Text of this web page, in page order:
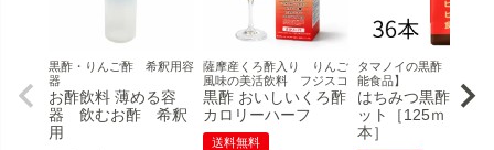
黒酢・りんご酢 希釈用容
器
お酢飲料 薄める容
器 飲むお酢 希釈
用
薩摩産くろ酢入り りんご
風味の美活飲料 フジスコ
黒酢 おいしいくろ酢
カロリーハーフ
送料無料
タマノイの黒酢 【栄養機
能食品】
はちみつ黒酢ダイ
ット［125ｍｌ×36
本］